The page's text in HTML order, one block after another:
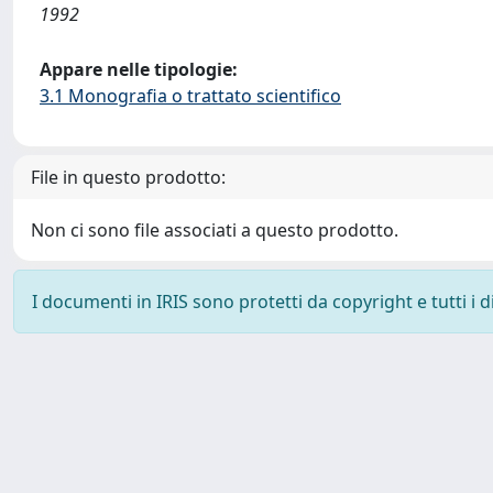
1992
Appare nelle tipologie:
3.1 Monografia o trattato scientifico
File in questo prodotto:
Non ci sono file associati a questo prodotto.
I documenti in IRIS sono protetti da copyright e tutti i